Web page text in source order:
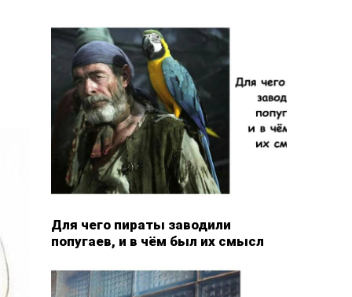
Для чего пираты заводили
попугаев, и в чём был их смысл